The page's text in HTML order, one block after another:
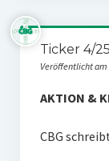
Störfälle
SPENDEN
Ticker 4/25
Veröffentlicht am
AKTION &
CBG